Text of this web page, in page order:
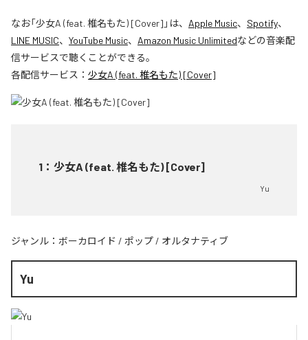
なお「少女A (feat. 椎名もた) [Cover] 」は、 Apple Music、 Spotify、
LINE MUSIC、 YouTube Music、 Amazon Music Unlimitedなどの音楽配
信サービスで聴くことができる。
各配信サービス： 少女A (feat. 椎名もた) [Cover]
1 ： 少女A (feat. 椎名もた) [Cover]
Yu
ジャンル： ボーカロイド / ポップ / オルタナティブ
Yu